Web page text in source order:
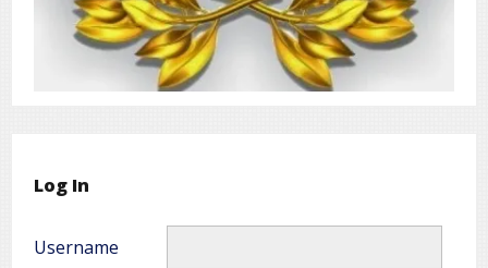
Log In
Username